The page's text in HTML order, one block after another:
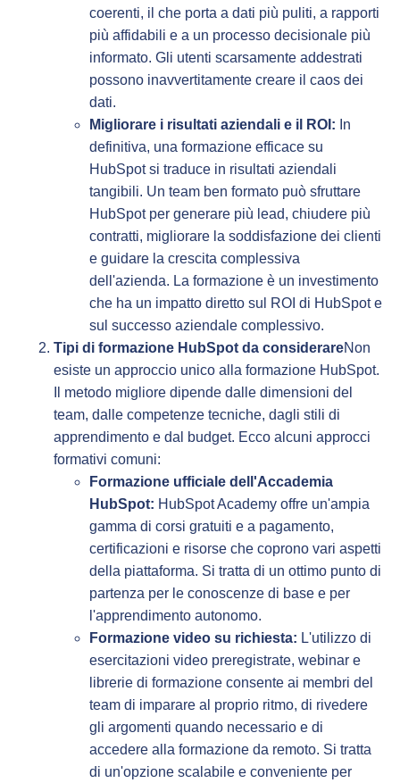
coerenti, il che porta a dati più puliti, a rapporti
più affidabili e a un processo decisionale più
informato. Gli utenti scarsamente addestrati
possono inavvertitamente creare il caos dei
dati.
Migliorare i risultati aziendali e il ROI: In
definitiva, una formazione efficace su
HubSpot si traduce in risultati aziendali
tangibili. Un team ben formato può sfruttare
HubSpot per generare più lead, chiudere più
contratti, migliorare la soddisfazione dei clienti
e guidare la crescita complessiva
dell'azienda. La formazione è un investimento
che ha un impatto diretto sul ROI di HubSpot e
sul successo aziendale complessivo.
Tipi di formazione HubSpot da considerareNon
esiste un approccio unico alla formazione HubSpot.
Il metodo migliore dipende dalle dimensioni del
team, dalle competenze tecniche, dagli stili di
apprendimento e dal budget. Ecco alcuni approcci
formativi comuni:
Formazione ufficiale dell'Accademia
HubSpot: HubSpot Academy offre un'ampia
gamma di corsi gratuiti e a pagamento,
certificazioni e risorse che coprono vari aspetti
della piattaforma. Si tratta di un ottimo punto di
partenza per le conoscenze di base e per
l'apprendimento autonomo.
Formazione video su richiesta: L'utilizzo di
esercitazioni video preregistrate, webinar e
librerie di formazione consente ai membri del
team di imparare al proprio ritmo, di rivedere
gli argomenti quando necessario e di
accedere alla formazione da remoto. Si tratta
di un'opzione scalabile e conveniente per